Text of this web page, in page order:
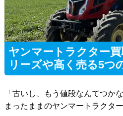
ヤンマートラクター
リーズや高く売る5つ
「古いし、もう値段なんてつか
まったままのヤンマートラクタ